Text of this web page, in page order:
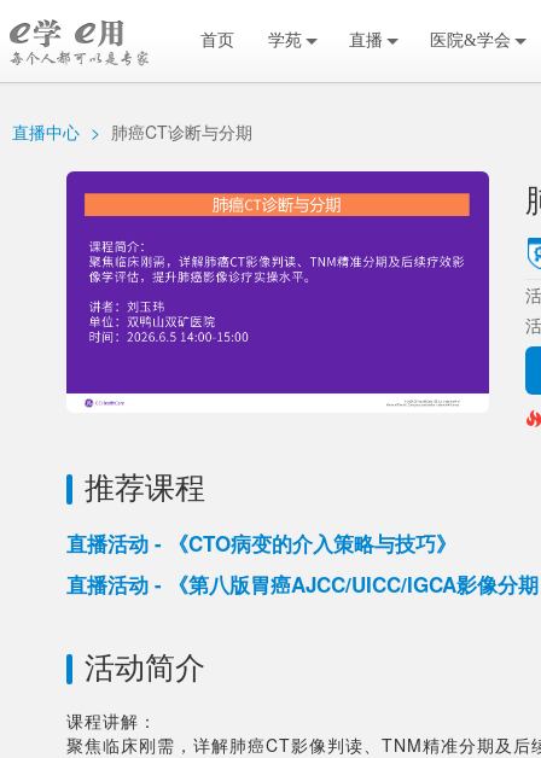
首页 学苑 直播 医院&学会
直播中心 > 肺癌CT诊断与分期
推荐课程
直播活动 - 《CTO病变的介入策略与技巧》
直播活动 - 《第八版胃癌AJCC/UICC/IGCA影像分
活动简介
课程讲解：
聚焦临床刚需，详解肺癌CT影像判读、TNM精准分期及